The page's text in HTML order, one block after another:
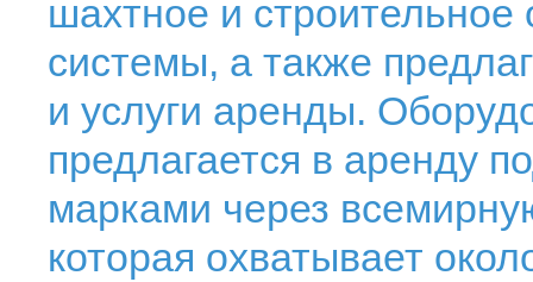
шахтное и
системы, а также
и услуги аренды.
предлагается в аренду
марками через
которая охватывает